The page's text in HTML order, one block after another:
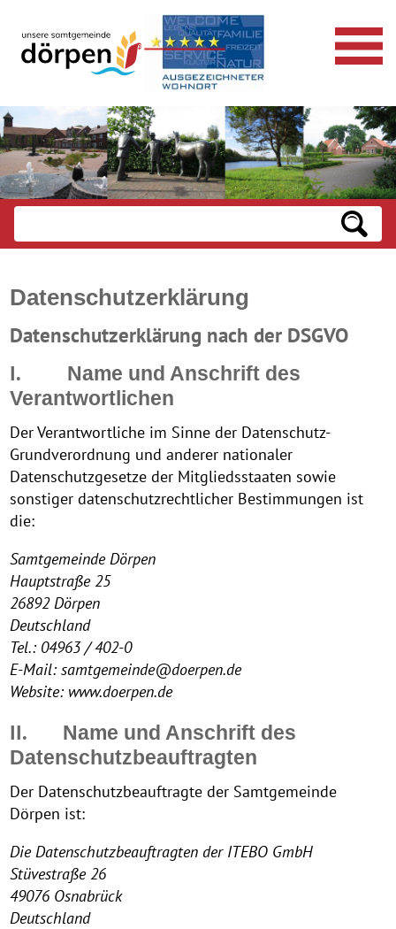
Datenschutzerklärung
Datenschutzerklärung nach der DSGVO
I.
Name und Anschrift des
Verantwortlichen
Der Verantwortliche im Sinne der Datenschutz-
Grundverordnung und anderer nationaler
Datenschutzgesetze der Mitgliedsstaaten sowie
sonstiger datenschutzrechtlicher Bestimmungen ist
die:
Samtgemeinde Dörpen
Hauptstraße 25
26892 Dörpen
Deutschland
Tel.: 04963 / 402-0
E-Mail: samtgemeinde@doerpen.de
Website: www.doerpen.de
II.
Name und Anschrift des
Datenschutzbeauftragten
Der Datenschutzbeauftragte der Samtgemeinde
Dörpen ist:
Die Datenschutzbeauftragten der ITEBO GmbH
Stüvestraße 26
49076 Osnabrück
Deutschland